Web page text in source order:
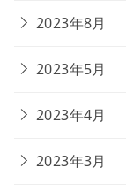
2023年8月
2023年5月
2023年4月
2023年3月